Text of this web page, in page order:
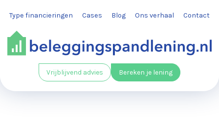
Type financieringen Cases Blog Ons verhaal Contact
Vrijblijvend advies Bereken je lening